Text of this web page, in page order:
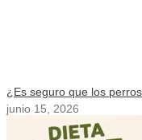
¿Es seguro que los
junio 15, 2026